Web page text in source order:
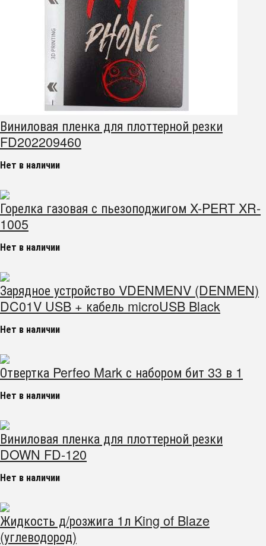
Виниловая пленка для плоттерной резки
FD202209460
Нет в наличии
Горелка газовая с пьезоподжигом X-PERT XR-
1005
Нет в наличии
Зарядное устройство VDENMENV (DENMEN)
DC01V USB + кабель microUSB Black
Нет в наличии
Отвертка Perfeo Mark с набором бит 33 в 1
Нет в наличии
Виниловая пленка для плоттерной резки
DOWN FD-120
Нет в наличии
Жидкость д/розжига 1л King of Blaze
(углеводород)